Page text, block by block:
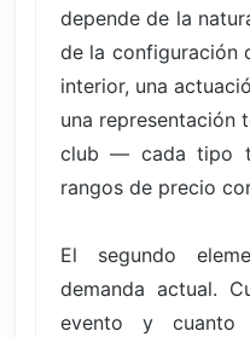
depende de la
de la configuración
interior, una
una representación
club — cada tipo
rangos de precio
El segundo
demanda actual.
evento y cuanto